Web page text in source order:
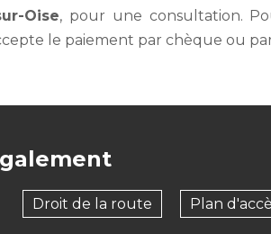
Oise, pour une consultation.
le paiement par chèque ou
Droit de la route Plan